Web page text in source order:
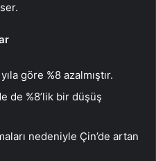
göre %8 azalmıştır.
de %8’lik bir düşüş
nedeniyle Çin’de artan